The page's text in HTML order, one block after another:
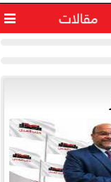
مقالات 